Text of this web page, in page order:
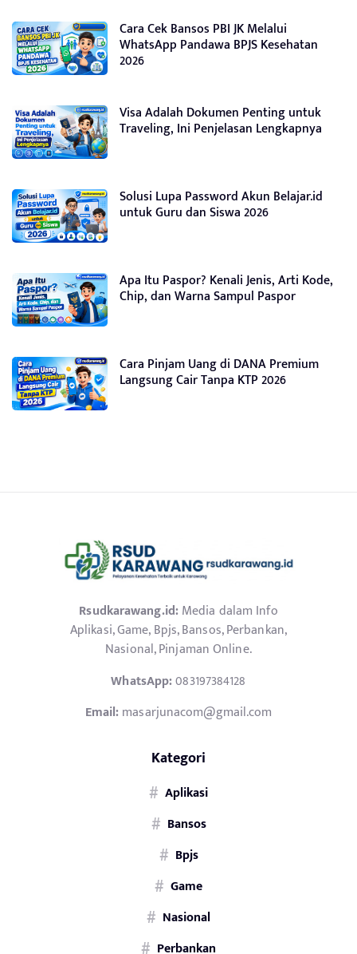
Cara Cek Bansos PBI JK Melalui
WhatsApp Pandawa BPJS Kesehatan
2026
Visa Adalah Dokumen Penting untuk
Traveling, Ini Penjelasan Lengkapnya
Solusi Lupa Password Akun Belajar.id
untuk Guru dan Siswa 2026
Apa Itu Paspor? Kenali Jenis, Arti Kode,
Chip, dan Warna Sampul Paspor
Cara Pinjam Uang di DANA Premium
Langsung Cair Tanpa KTP 2026
Rsudkarawang.id:Media dalam Info
Aplikasi, Game, Bpjs, Bansos, Perbankan,
Nasional, Pinjaman Online.
WhatsApp:083197384128
Email:masarjunacom@gmail.com
Kategori
Aplikasi
Bansos
Bpjs
Game
Nasional
Perbankan